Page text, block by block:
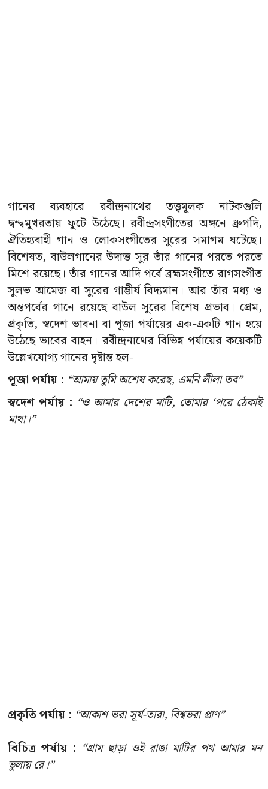
গানের ব্যবহারে রবীন্দ্রনাথের তত্ত্বমূলক নাটকগুলি
দ্বন্দ্বমুখরতায় ফুটে উঠেছে। রবীন্দ্রসংগীতের অঙ্গনে ধ্রুপদি,
ঐতিহ্যবাহী গান ও লোকসংগীতের সুরের সমাগম ঘটেছে।
বিশেষত, বাউলগানের উদাত্ত সুর তাঁর গানের পরতে পরতে
মিশে রয়েছে। তাঁর গানের আদি পর্বে ব্রহ্মসংগীতে রাগসংগীত
সুলভ আমেজ বা সুরের গাম্ভীর্য বিদ্যমান। আর তাঁর মধ্য ও
অন্তপর্বের গানে রয়েছে বাউল সুরের বিশেষ প্রভাব। প্রেম,
প্রকৃতি, স্বদেশ ভাবনা বা পূজা পর্যায়ের এক-একটি গান হয়ে
উঠেছে ভাবের বাহন। রবীন্দ্রনাথের বিভিন্ন পর্যায়ের কয়েকটি
উল্লেখযোগ্য গানের দৃষ্টান্ত হল-
পূজা পর্যায় : “আমায় তুমি অশেষ করেছ, এমনি লীলা তব”
স্বদেশ পর্যায় : “ও আমার দেশের মাটি, তোমার ‘পরে ঠেকাই
মাথা।”
প্রকৃতি পর্যায় : “আকাশ ভরা সূর্য-তারা, বিশ্বভরা প্রাণ”
বিচিত্র পর্যায় : “গ্রাম ছাড়া ওই রাঙা মাটির পথ আমার মন
ভুলায় রে।”